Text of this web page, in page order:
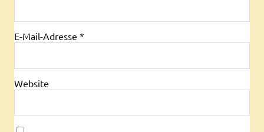
E-Mail-Adresse *
Website